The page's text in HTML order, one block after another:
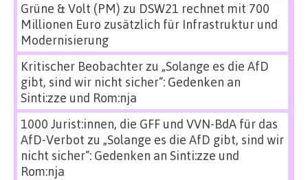
Grüne & Volt (PM) zu DSW21 rechnet mit 700
Millionen Euro zusätzlich für Infrastruktur und
Modernisierung
Kritischer Beobachterzu „Solange es die AfD
gibt, sind wir nicht sicher“: Gedenken an
Sinti:zze und Rom:nja
1000 Jurist:innen, die GFF und VVN-BdA für das
AfD-Verbot zu „Solange es die AfD gibt, sind wir
nicht sicher“: Gedenken an Sinti:zze und
Rom:nja